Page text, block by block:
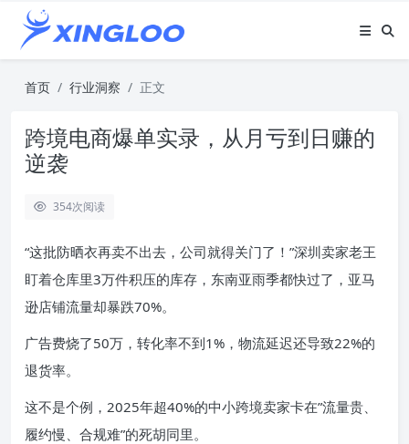
首页 行业洞察 正文
跨境电商爆单实录，从月亏到日赚的
逆袭
354次阅读
“这批防晒衣再卖不出去，公司就得关门了！”深圳卖家老王
盯着仓库里3万件积压的库存，东南亚雨季都快过了，亚马
逊店铺流量却暴跌70%。
广告费烧了50万，转化率不到1%，物流延迟还导致22%的
退货率。
这不是个例，2025年超40%的中小跨境卖家卡在”流量贵、
履约慢、合规难”的死胡同里。